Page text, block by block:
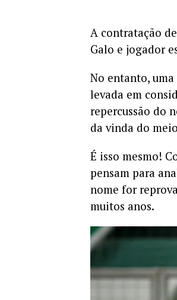
A contratação
Galo e jogador
No entanto,
levada em
repercussão do
da vinda do
É isso mesmo!
pensam para
nome for
muitos anos.